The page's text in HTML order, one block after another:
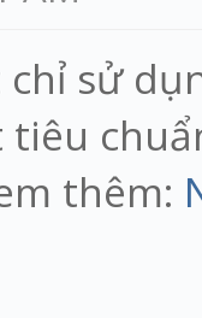
sử
thêm: